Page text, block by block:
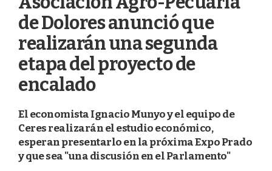
de Dolores anunció que
realizarán una segunda
etapa del proyecto de
encalado
El economista Ignacio Munyo y el equipo de
Ceres realizarán el estudio económico,
esperan presentarlo en la próxima Expo Prado
y que sea "una discusión en el Parlamento"